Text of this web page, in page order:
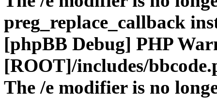
preg_replace_callback
[phpBB Debug] PHP
[ROOT]/includes/
The /e modifier is no